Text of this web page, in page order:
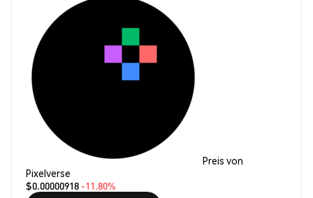
Preis von
Pixelverse
$0.00000918 -11.80%